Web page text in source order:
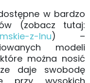
w bardzo
(zobacz tutaj:
z-lnu) –
modeli
można nosić
daje swobodę